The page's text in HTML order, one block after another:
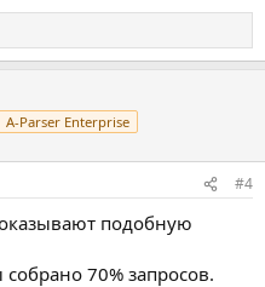
A-Parser Enterprise
#4
подобную
70% запросов.